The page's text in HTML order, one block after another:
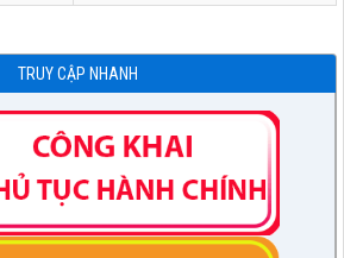
TRUY CẬP NHANH